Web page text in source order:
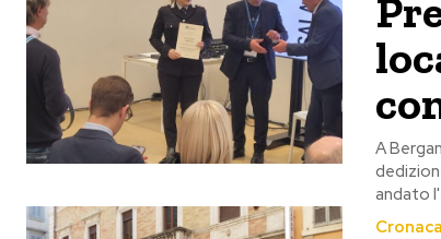
A
andato
Cronaca